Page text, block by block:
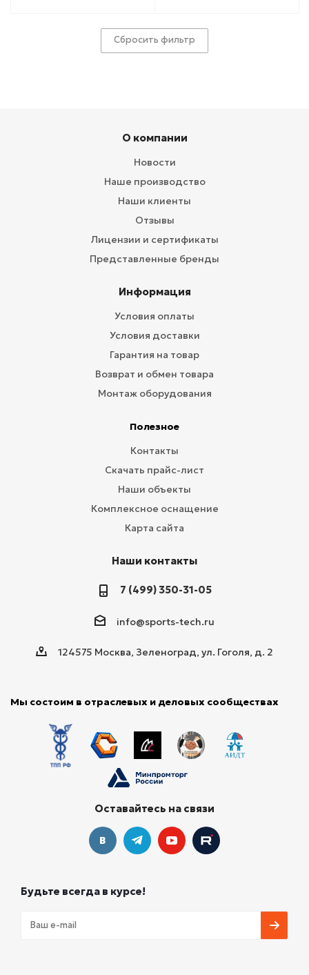
Сбросить фильтр
О компании
Новости
Наше производство
Наши клиенты
Отзывы
Лицензии и сертификаты
Представленные бренды
Информация
Условия оплаты
Условия доставки
Гарантия на товар
Возврат и обмен товара
Монтаж оборудования
Полезное
Контакты
Скачать прайс-лист
Наши объекты
Комплексное оснащение
Карта сайта
Наши контакты
7 (499) 350-31-05
info@sports-tech.ru
124575 Москва, Зеленоград, ул. Гоголя, д. 2
Мы состоим в отраслевых и деловых сообществах
Оставайтесь на связи
Будьте всегда в курсе!